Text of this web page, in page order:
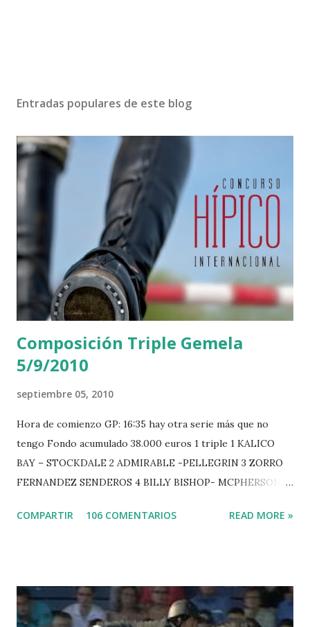
Entradas populares de este blog
Composición Triple Gemela
5/9/2010
septiembre 05, 2010
Hora de comienzo GP: 16:35 hay otra serie más que no
tengo Fondo acumulado 38.000 euros 1 triple 1 KALICO
BAY – STOCKDALE 2 ADMIRABLE -PELLEGRIN 3 ZORRO
FERNANDEZ SENDEROS 4 BILLY BISHOP- MCPHERSON 5
-EPAILLARD 7 GIG AMAI M WHITAKER 8 SILVANA DU
POWER - MILLAR 5 ARMANIE -VOORN 6 QUERLYBET
HERO -LEJAUNE 7 MO CHROI - O’BRIEN 8 CARMENA Z -
COMPARTIR 106 COMENTARIOS READ MORE »